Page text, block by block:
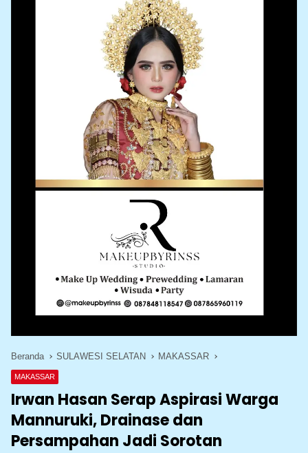
Beranda SULAWESI SELATAN MAKASSAR
MAKASSAR
Irwan Hasan Serap Aspirasi Warga
Mannuruki, Drainase dan
Persampahan Jadi Sorotan